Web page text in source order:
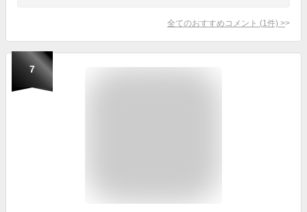
全てのおすすめコメント (1 件) >
7